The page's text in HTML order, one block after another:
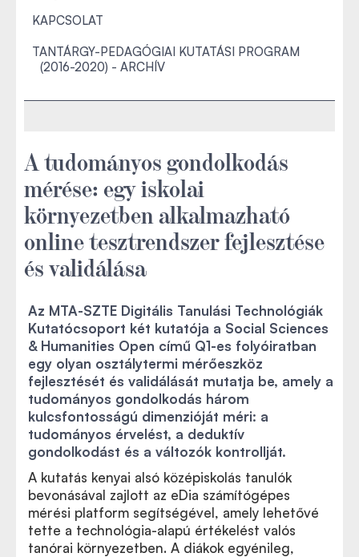
KAPCSOLAT
TANTÁRGY-PEDAGÓGIAI KUTATÁSI PROGRAM
(2016-2020) - ARCHÍV
A tudományos gondolkodás
mérése: egy iskolai
környezetben alkalmazható
online tesztrendszer fejlesztése
és validálása
Az MTA-SZTE Digitális Tanulási Technológiák
Kutatócsoport két kutatója a Social Sciences
& Humanities Open című Q1-es folyóiratban
egy olyan osztálytermi mérőeszköz
fejlesztését és validálását mutatja be, amely a
tudományos gondolkodás három
kulcsfontosságú dimenzióját méri: a
tudományos érvelést, a deduktív
gondolkodást és a változók kontrollját.
A kutatás kenyai alsó középiskolás tanulók
bevonásával zajlott az eDia számítógépes
mérési platform segítségével, amely lehetővé
tette a technológia-alapú értékelést valós
tanórai környezetben. A diákok egyénileg,